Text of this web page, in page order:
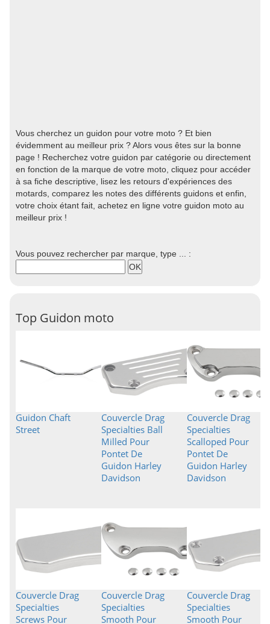
Vous cherchez un guidon pour votre moto ? Et bien
évidemment au meilleur prix ? Alors vous êtes sur la bonne
page ! Recherchez votre guidon par catégorie ou directement
en fonction de la marque de votre moto, cliquez pour accéder
à sa fiche descriptive, lisez les retours d'expériences des
motards, comparez les notes des différents guidons et enfin,
votre choix étant fait, achetez en ligne votre guidon moto au
meilleur prix !
Vous pouvez rechercher par marque, type ... :
Top Guidon moto
Guidon Chaft
Street
Couvercle Drag
Specialties Ball
Milled Pour
Pontet De
Guidon Harley
Davidson
Couvercle Drag
Specialties
Scalloped Pour
Pontet De
Guidon Harley
Davidson
Couvercle Drag
Specialties
Screws Pour
Couvercle Drag
Specialties
Smooth Pour
Couvercle Drag
Specialties
Smooth Pour